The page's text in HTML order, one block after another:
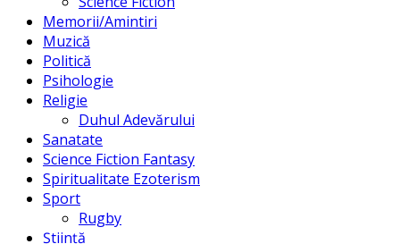
Memorii/Amintiri
Muzică
Politică
Psihologie
Religie
Duhul Adevărului
Sanatate
Science Fiction Fantasy
Spiritualitate Ezoterism
Sport
Rugby
Știință